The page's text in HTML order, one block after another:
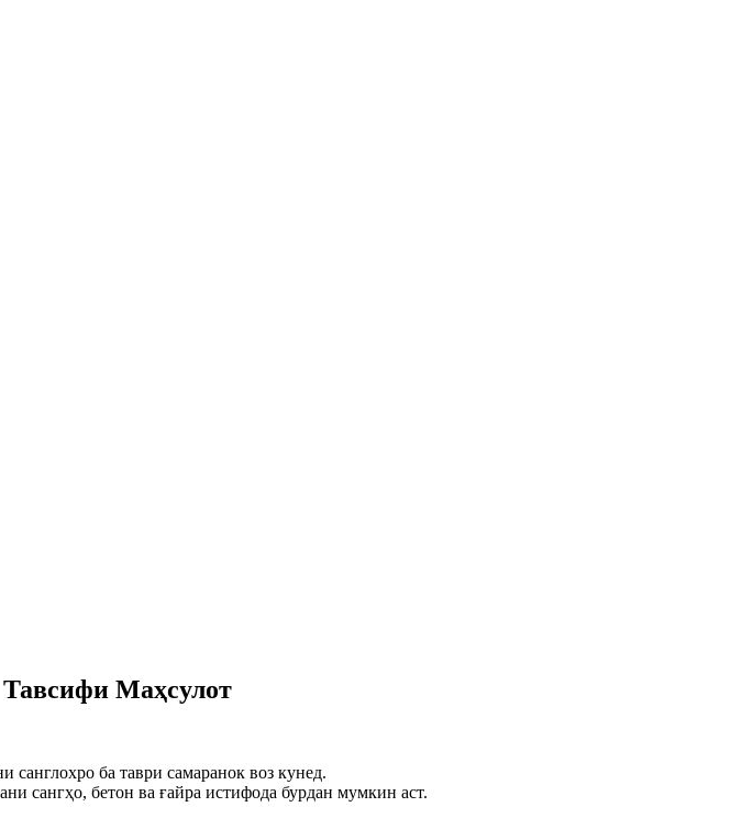
Тавсифи Маҳсулот
ба таври самаранок воз кунед.
сангҳо, бетон ва ғайра истифода бурдан мумкин аст.